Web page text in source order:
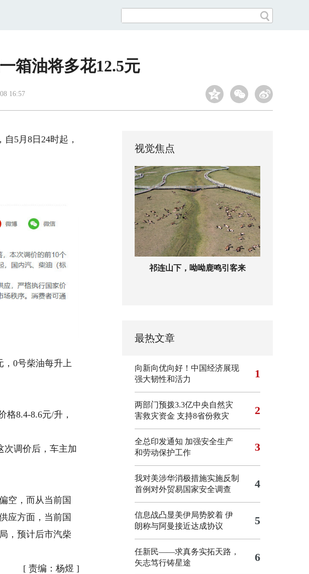
箱油将多花12.5元
16:57
5月8日24时起，
0号柴油每升上
8.4-8.6元/升，
调价后，车主加
空，而从当前国
应方面，当前国
，预计后市汽柴
[ 责编：杨煜 ]
视觉焦点
祁连山下，呦呦鹿鸣引客来
最热文章
向新向优向好！中国经济展现
强大韧性和活力
1
两部门预拨3.3亿中央自然灾
害救灾资金 支持8省份救灾
2
全总印发通知 加强安全生产
和劳动保护工作
3
我对美涉华消极措施实施反制
首例对外贸易国家安全调查
4
信息战凸显美伊局势胶着 伊
朗称与阿曼接近达成协议
5
任新民——求真务实拓天路，
矢志笃行铸星途
6